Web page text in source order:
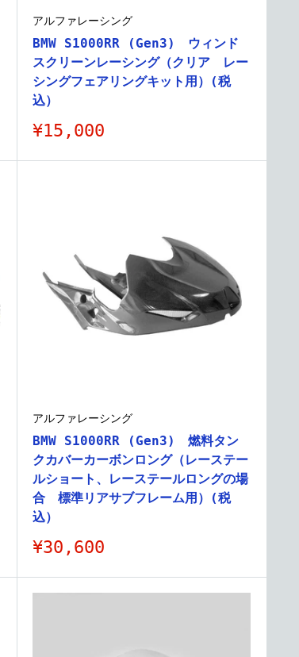
アルファレーシング
BMW S1000RR (Gen3) ウィンド
スクリーンレーシング（クリア レー
シングフェアリングキット用）(税
込）
販
価
¥15,000
アルファレーシング
BMW S1000RR (Gen3) 燃料タン
クカバーカーボンロング（レーステー
ルショート、レーステールロングの場
合 標準リアサブフレーム用）(税
込）
販
価
格
¥30,600